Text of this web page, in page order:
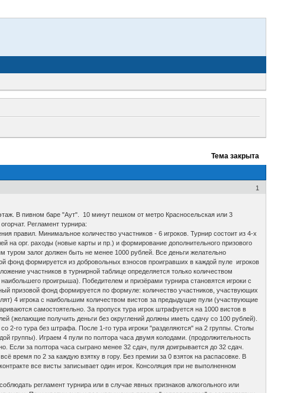
Тема закрыта
1
В пивном баре "Аут". 10 минут пешком от метро Красносельская или 3
Регламент турнира:
правил. Минимальное количество участников - 6 игроков. Турнир состоит из 4-х
на орг. раходы (новые карты и пр.) и формирование дополнительного призового
залог должен быть не менее 1000 рублей. Все деньги желательно
фонд формируется из добровольных взносов проигравших в каждой пуле игроков
участников в турнирной таблице определяется только количеством
проигрыша). Победителем и призёрами турнира становятся игроки с
призовой фонд формируется по формуле: количество участников, участвующих
4 игрока с наибольшим количеством вистов за предыдущие пули (участвующие
самостоятельно. За пропуск тура игрок штрафуется на 1000 вистов в
(желающие получить деньги без округлений должны иметь сдачу со 100 рублей).
2-го тура без штрафа. После 1-го тура игроки "разделяются" на 2 группы. Столы
группы). Играем 4 пули по полтора часа двумя колодами. (продолжительность
Если за полтора часа сыграно менее 32 сдач, пуля доигрывается до 32 сдач.
время по 2 за каждую взятку в гору. Без премии за 0 взяток на распасовке. В
все висты записывает один игрок. Консоляция при не выполненном
регламент турнира или в случае явных признаков алкогольного или